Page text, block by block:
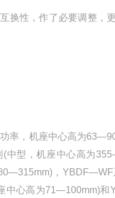
换性，作了必要调整，
率，机座中心高为
中型，机座中心高为
，YBDF—WF
中心高为71—100mm)和